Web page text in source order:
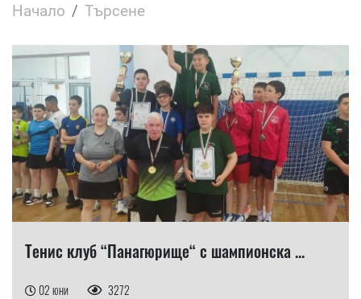
Начало Търсене
Тенис клуб “Панагюрище“ с шампионска ...
02 юни 3272